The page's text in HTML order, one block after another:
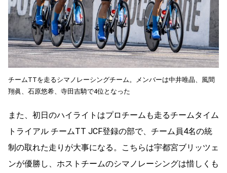
チームTTを走るシマノレーシングチーム。メンバーは中井唯晶、風間
翔眞、石原悠希、寺田吉騎で4位となった
また、初日のハイライトはプロチームも走るチームタイム
トライアル チームTT JCF登録の部で、チーム員4名の統
制の取れた走りが大事になる。こちらは宇都宮ブリッツェ
ンが優勝し、ホストチームのシマノレーシングは惜しくも